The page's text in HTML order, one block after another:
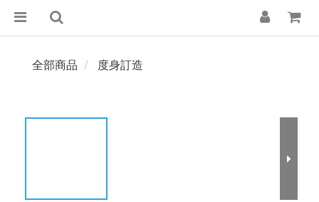
全部商品 度身訂造